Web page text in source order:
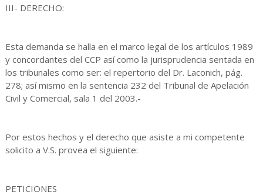
III- DERECHO:
Esta demanda se halla en el marco legal de los artículos 1989
y concordantes del CCP así como la jurisprudencia sentada en
los tribunales como ser: el repertorio del Dr. Laconich, pág.
278; así mismo en la sentencia 232 del Tribunal de Apelación
Civil y Comercial, sala 1 del 2003.-
Por estos hechos y el derecho que asiste a mi competente
solicito a V.S. provea el siguiente:
PETICIONES